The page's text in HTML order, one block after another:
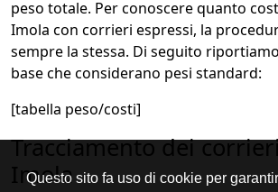
peso totale. Per conoscere quanto
Imola con corrieri espressi, la
sempre la stessa. Di seguito
base che considerano pesi standard:
[tabella peso/costi]
Tracciamento dei
Imola